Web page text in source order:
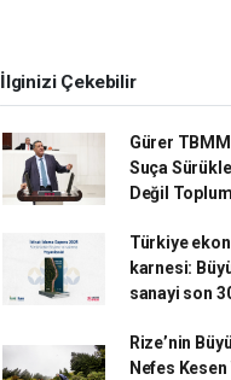
İlginizi Çekebilir
Gürer
Suça
Değil
Türkiye
karnesi:
sanayi son
Rize’nin
Nefes Kesen